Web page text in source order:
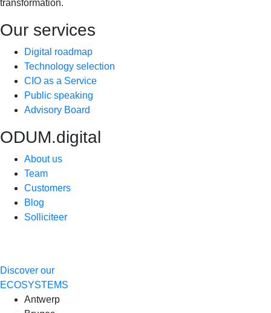
transformation.
Our services
Digital roadmap
Technology selection
CIO as a Service
Public speaking
Advisory Board
ODUM.digital
About us
Team
Customers
Blog
Solliciteer
Discover our
ECOSYSTEMS
Antwerp